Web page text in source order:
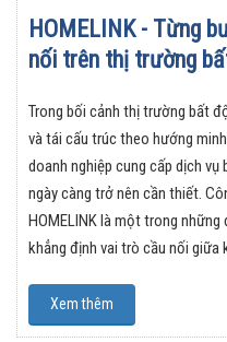
HOMELINK - Từng
nối trên thị trường
Trong bối cảnh thị trường bất
và tái cấu trúc theo hướng
doanh nghiệp cung cấp dịch
ngày càng trở nên cần thiết.
HOMELINK là một trong
khẳng định vai trò cầu nối giữa
Xem thêm